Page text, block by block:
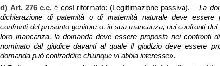
d) Art. 276 c.c.è così riformato: (Legittimazione passiva). –La
dichiarazione di paternità o di maternità naturale deve essere
confronti del presunto genitore o, in sua mancanza, nei confronti dei
loro mancanza, la domanda deve essere proposta nei confronti
nominato dal giudice davanti al quale il giudizio deve essere
domanda può contraddire chiunque vi abbia interesse».